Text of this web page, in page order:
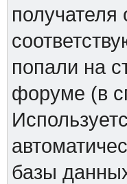
попали на
форуме (в
базы